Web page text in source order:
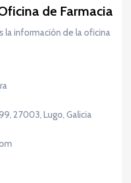
de Farmacia
la información de la oficina
27003, Lugo, Galicia